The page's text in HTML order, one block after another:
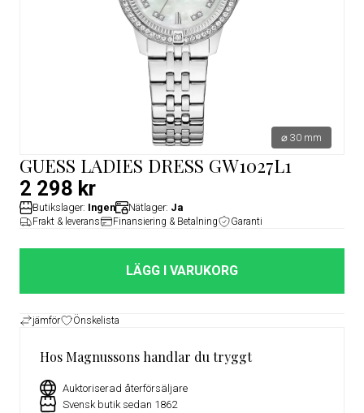
⌀ 30 mm
GUESS LADIES DRESS GW1027L1
2 298 kr
Butikslager: Ingen Nätlager: Ja
Frakt & leverans Finansiering & Betalning Garanti
LÄGG I VARUKORG
jämför Önskelista
Hos Magnussons handlar du tryggt
Auktoriserad återförsäljare
Svensk butik sedan 1862